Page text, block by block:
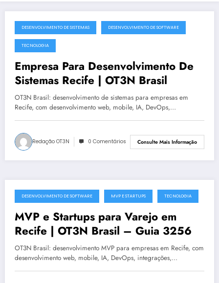
julho 18, 2025
DESENVOLVIMENTO DE SISTEMAS DESENVOLVIMENTO DE SOFTWARE
TECNOLOGIA
Empresa Para Desenvolvimento De
Sistemas Recife | OT3N Brasil
OT3N Brasil: desenvolvimento de sistemas para empresas em
Recife, com desenvolvimento web, mobile, IA, DevOps,…
Redação OT3N 0 Comentários Consulte Mais Informação
julho 18, 2025
DESENVOLVIMENTO DE SOFTWARE MVP E STARTUPS TECNOLOGIA
MVP e Startups para Varejo em
Recife | OT3N Brasil – Guia 3256
OT3N Brasil: desenvolvimento MVP para empresas em Recife, com
desenvolvimento web, mobile, IA, DevOps, integrações,…